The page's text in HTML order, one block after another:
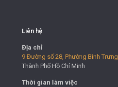
Liên hệ
Địa chỉ
9 Đường số 28, Phường Bình Trưng
Thành Phố Hồ Chí Minh
Thời gian làm việc